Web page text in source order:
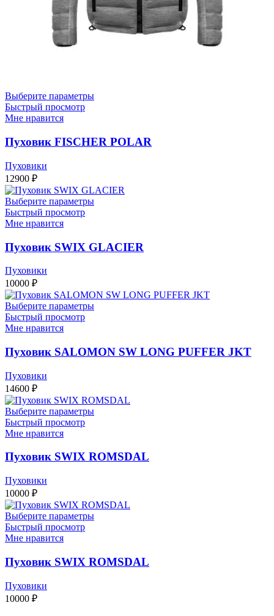
Выберите параметры
Быстрый просмотр
Мне нравится
Пуховик FISCHER POLAR
Пуховики
12900 ₽
Выберите параметры
Быстрый просмотр
Мне нравится
Пуховик SWIX GLACIER
Пуховики
10000 ₽
Выберите параметры
Быстрый просмотр
Мне нравится
Пуховик SALOMON SW LONG PUFFER JKT
Пуховики
14600 ₽
Выберите параметры
Быстрый просмотр
Мне нравится
Пуховик SWIX ROMSDAL
Пуховики
10000 ₽
Выберите параметры
Быстрый просмотр
Мне нравится
Пуховик SWIX ROMSDAL
Пуховики
10000 ₽